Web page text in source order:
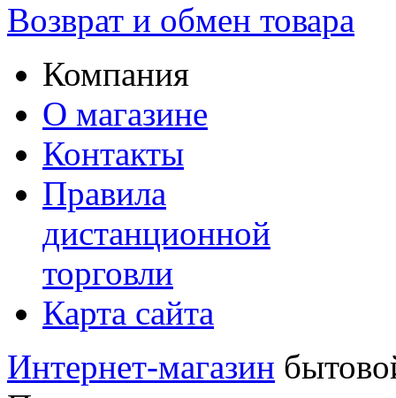
Возврат и обмен товара
Компания
О магазине
Контакты
Правила
дистанционной
торговли
Карта сайта
Интернет-магазин